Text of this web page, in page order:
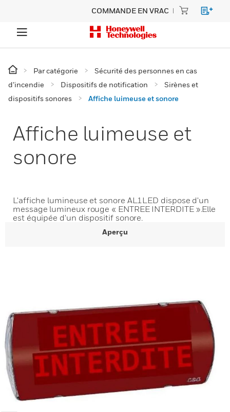
COMMANDE EN VRAC
Par catégorie
Sécurité des personnes en cas
d’incendie
Dispositifs de notification
Sirènes et
dispositifs sonores
Affiche luimeuse et sonore
Affiche luimeuse et
sonore
L'affiche lumineuse et sonore AL1LED dispose d'un
message lumineux rouge « ENTREE INTERDITE ».Elle
est équipée d'un dispositif sonore.
Aperçu